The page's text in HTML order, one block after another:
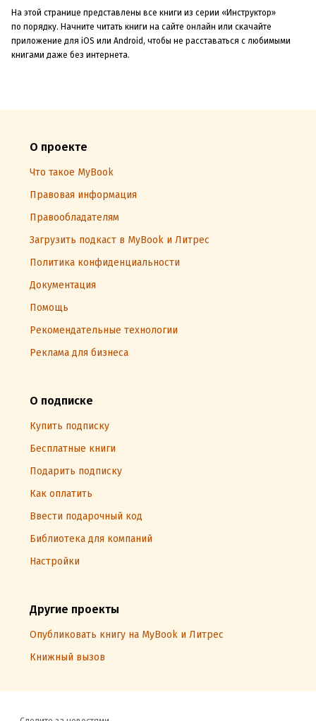
На этой странице представлены все книги из серии «Инструктор»
по порядку. Начните читать книги на сайте онлайн или скачайте
приложение для iOS или Android, чтобы не расставаться с любимыми
книгами даже без интернета.
О проекте
Что такое MyBook
Правовая информация
Правообладателям
Загрузить подкаст в MyBook и Литрес
Политика конфиденциальности
Документация
Помощь
Рекомендательные технологии
Реклама для бизнеса
О подписке
Купить подписку
Бесплатные книги
Подарить подписку
Как оплатить
Ввести подарочный код
Библиотека для компаний
Настройки
Другие проекты
Опубликовать книгу на MyBook и Литрес
Книжный вызов